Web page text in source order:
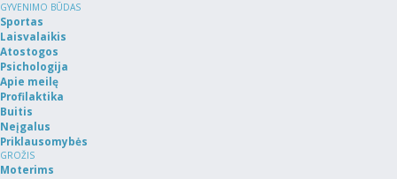
GYVENIMO BŪDAS
Sportas
Laisvalaikis
Atostogos
Psichologija
Apie meilę
Profilaktika
Buitis
Neįgalus
Priklausomybės
GROŽIS
Moterims